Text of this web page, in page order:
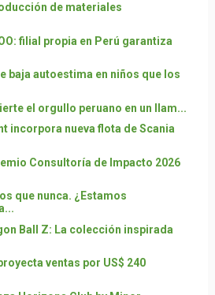
de materiales
filial propia en Perú garantiza
baja autoestima en niños que los
el orgullo peruano en un llam...
incorpora nueva flota de Scania
Consultoría de Impacto 2026
que nunca. ¿Estamos
Ball Z: La colección inspirada
ventas por US$ 240